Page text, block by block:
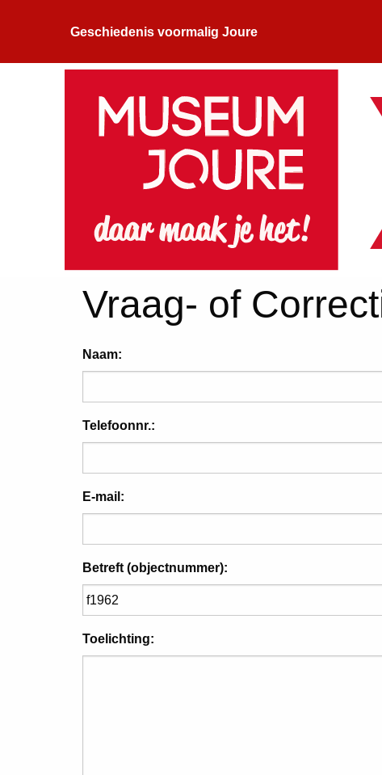
Geschiedenis voormalig Joure
Vraag- of
Naam:
Telefoonnr.:
E-mail:
Betreft (objectnummer):
Toelichting: